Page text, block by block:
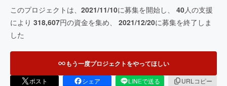
このプロジェクトは、 2021/11/10に募集を開始し、 40人の支援
により 318,607円の資金を集め、 2021/12/20に募集を終了しま
した
もう一度プロジェクトをやってほしい
ポスト シェア LINEで送る
URLコピー